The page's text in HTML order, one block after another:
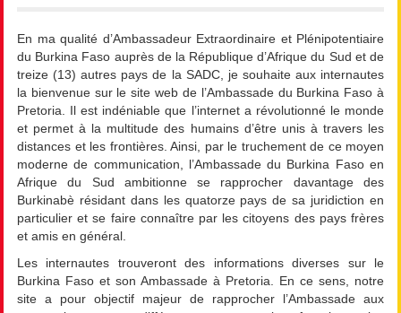
En ma qualité d’Ambassadeur Extraordinaire et Plénipotentiaire
du Burkina Faso auprès de la République d’Afrique du Sud et de
treize (13) autres pays de la SADC, je souhaite aux internautes
la bienvenue sur le site web de l’Ambassade du Burkina Faso à
Pretoria. Il est indéniable que l’internet a révolutionné le monde
et permet à la multitude des humains d’être unis à travers les
distances et les frontières. Ainsi, par le truchement de ce moyen
moderne de communication, l’Ambassade du Burkina Faso en
Afrique du Sud ambitionne se rapprocher davantage des
Burkinabè résidant dans les quatorze pays de sa juridiction en
particulier et se faire connaître par les citoyens des pays frères
et amis en général.
Les internautes trouveront des informations diverses sur le
Burkina Faso et son Ambassade à Pretoria. En ce sens, notre
site a pour objectif majeur de rapprocher l’Ambassade aux